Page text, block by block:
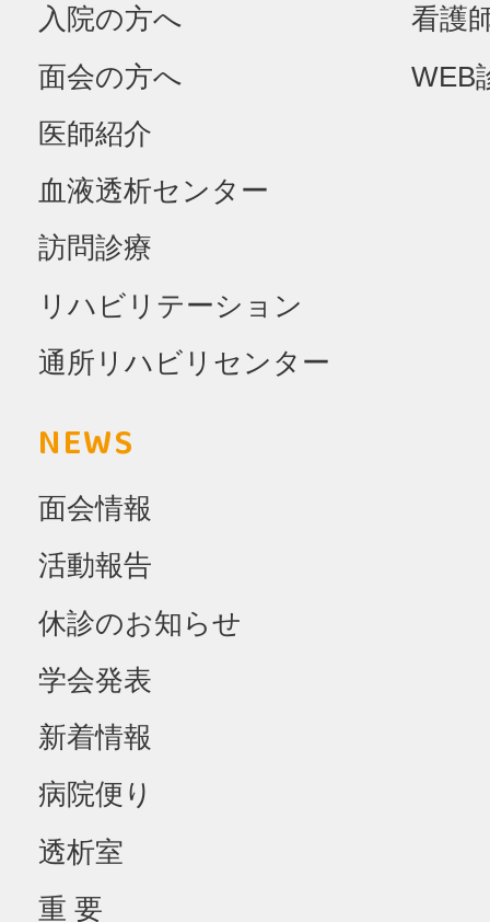
入院の方へ
面会の方へ
医師紹介
血液透析センター
訪問診療
リハビリテーション
通所リハビリセンター
看護
WEB
NEWS
面会情報
活動報告
休診のお知らせ
学会発表
新着情報
病院便り
透析室
重 要